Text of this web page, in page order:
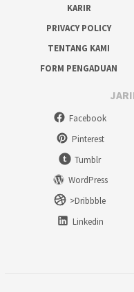
KARIR
PRIVACY POLICY
TENTANG KAMI
FORM PENGADUAN
Facebook
Pinterest
Tumblr
WordPress
>Dribbble
Linkedin